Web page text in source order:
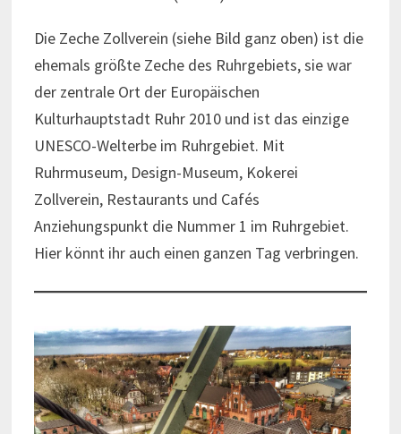
Die Zeche Zollverein (siehe Bild ganz oben) ist die
ehemals größte Zeche des Ruhrgebiets, sie war
der zentrale Ort der Europäischen
Kulturhauptstadt Ruhr 2010 und ist das einzige
UNESCO-Welterbe im Ruhrgebiet. Mit
Ruhrmuseum, Design-Museum, Kokerei
Zollverein, Restaurants und Cafés
Anziehungspunkt die Nummer 1 im Ruhrgebiet.
Hier könnt ihr auch einen ganzen Tag verbringen.